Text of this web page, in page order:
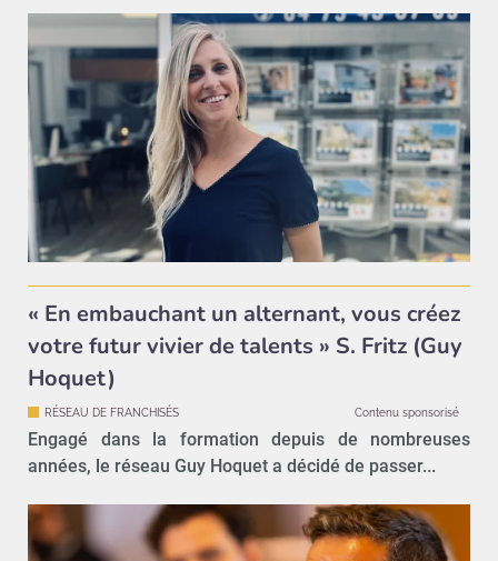
« En embauchant un alternant, vous créez
votre futur vivier de talents » S. Fritz (Guy
Hoquet)
RÉSEAU DE FRANCHISÉS Contenu sponsorisé
Engagé dans la formation depuis de nombreuses
années, le réseau Guy Hoquet a décidé de passer...